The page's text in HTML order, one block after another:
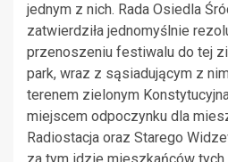
jednym z nich. Rada Osiedla
zatwierdziła jednomyślnie
przenoszeniu festiwalu do tej
park, wraz z sąsiadującym z
terenem zielonym
miejscem odpoczynku dla
Radiostacja oraz Starego